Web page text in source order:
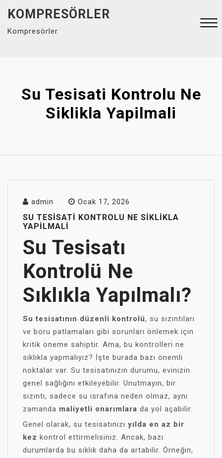
content
KOMPRESÖRLER
Kompresörler
Su Tesisati Kontrolu Ne
Siklikla Yapilmali
admin Ocak 17, 2026
SU TESISATI KONTROLU NE SIKLIKLA
YAPILMALI
Su Tesisatı
Kontrolü Ne
Sıklıkla Yapılmalı?
Su tesisatının düzenli kontrolü, su sızıntıları
ve boru patlamaları gibi sorunları önlemek için
kritik öneme sahiptir. Ama, bu kontrolleri ne
sıklıkla yapmalıyız? İşte burada bazı önemli
noktalar var. Su tesisatınızın durumu, evinizin
genel sağlığını etkileyebilir. Unutmayın, bir
sızıntı, sadece su israfına neden olmaz, aynı
zamanda maliyetli onarımlara da yol açabilir.
Genel olarak, su tesisatınızı yılda en az bir
kez kontrol ettirmelisiniz. Ancak, bazı
durumlarda bu sıklık daha da artabilir. Örneğin,